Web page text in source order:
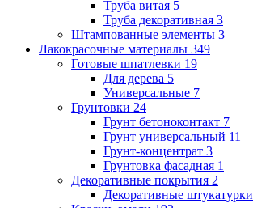
Труба витая 5
Труба декоративная 3
Штампованные элементы 3
Лакокрасочные материалы 349
Готовые шпатлевки 19
Для дерева 5
Универсальные 7
Грунтовки 24
Грунт бетоноконтакт 7
Грунт универсальный 11
Грунт-концентрат 3
Грунтовка фасадная 1
Декоративные покрытия 2
Декоративные штукатурки